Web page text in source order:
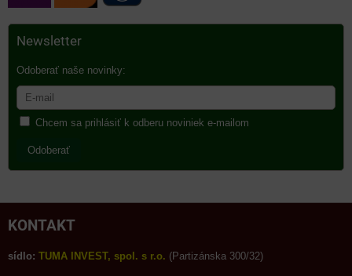
Newsletter
Odoberať naše novinky:
Chcem sa prihlásiť k odberu noviniek e-mailom
Odoberať
KONTAKT
sídlo: TUMA INVEST, spol. s r.o. (Partizánska 300/32)